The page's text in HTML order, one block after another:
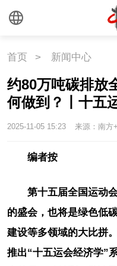
首页 > 新闻中心
约80万吨碳排放
何做到？丨十五
2025-11-05 15:23 来源：南方+
编者按
第十五届全国运动
的盛会，也将是绿色低
建设等多领域的大比拼
推出“十五运会经济学”